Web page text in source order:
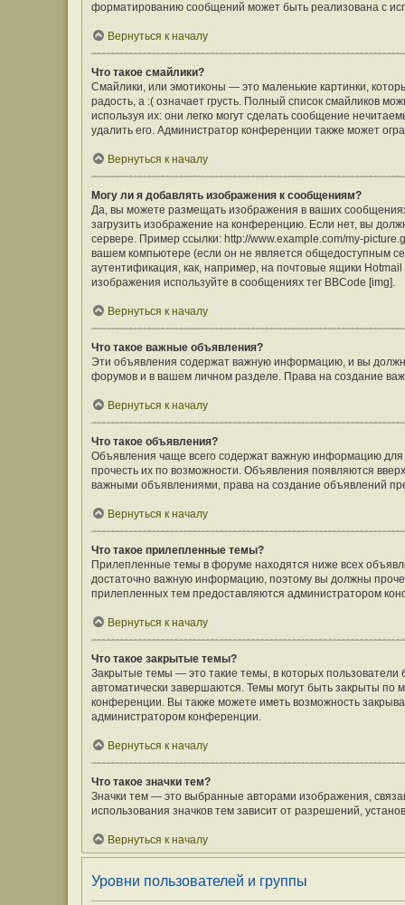
форматированию сообщений может быть реализована с
Вернуться к началу
Что такое смайлики?
Смайлики, или эмотиконы — это маленькие картинки,
радость, а :( означает грусть. Полный список смайликов
используя их: они легко могут сделать сообщение
удалить его. Администратор конференции также может
Вернуться к началу
Могу ли я добавлять изображения к сообщениям?
Да, вы можете размещать изображения в ваших
загрузить изображение на конференцию. Если нет, вы
сервере. Пример ссылки: http://www.example.com/my-
вашем компьютере (если он не является общедоступным
аутентификация, как, например, на почтовые ящики
изображения используйте в сообщениях тег BBCode [img].
Вернуться к началу
Что такое важные объявления?
Эти объявления содержат важную информацию, и вы
форумов и в вашем личном разделе. Права на создание
Вернуться к началу
Что такое объявления?
Объявления чаще всего содержат важную информацию
прочесть их по возможности. Объявления появляются
важными объявлениями, права на создание объявлений
Вернуться к началу
Что такое прилепленные темы?
Прилепленные темы в форуме находятся ниже всех
достаточно важную информацию, поэтому вы должны
прилепленных тем предоставляются администратором
Вернуться к началу
Что такое закрытые темы?
Закрытые темы — это такие темы, в которых
автоматически завершаются. Темы могут быть закрыты
конференции. Вы также можете иметь возможность
администратором конференции.
Вернуться к началу
Что такое значки тем?
Значки тем — это выбранные авторами изображения,
использования значков тем зависит от разрешений,
Вернуться к началу
Уровни пользователей и группы